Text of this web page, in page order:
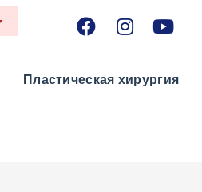
Пластическая хирургия